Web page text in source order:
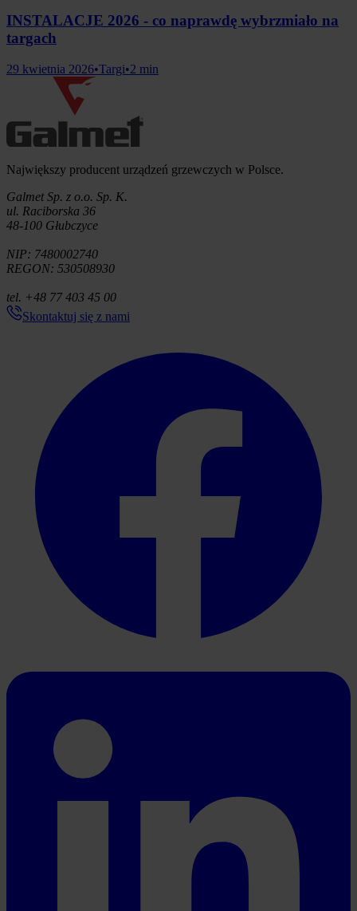
INSTALACJE 2026 - co naprawdę wybrzmiało na
targach
29 kwietnia 2026•Targi•2 min
Informacje o firmie
Największy producent urządzeń grzewczych w Polsce.
Galmet Sp. z o.o. Sp. K.
ul. Raciborska 36
48-100 Głubczyce
NIP: 7480002740
REGON: 530508930
tel. +48 77 403 45 00
Skontaktuj się z nami